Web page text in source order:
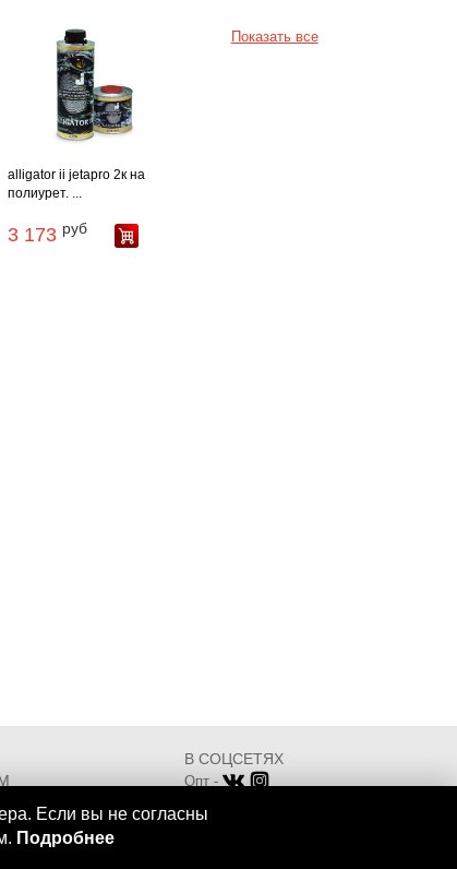
alligator ii jetapro 2к на
полиурет. ...
3 173 руб
Показать все
Если вы не согласны
Подробнее
В СОЦСЕТЯХ
Опт -